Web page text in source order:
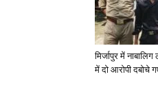
मिर्जापुर में
में दो आरोपी दबोचे